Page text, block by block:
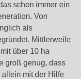
schon immer ein
Von
als
Mittlerweile
über 10 ha
groß genug, dass
mit der Hilfe